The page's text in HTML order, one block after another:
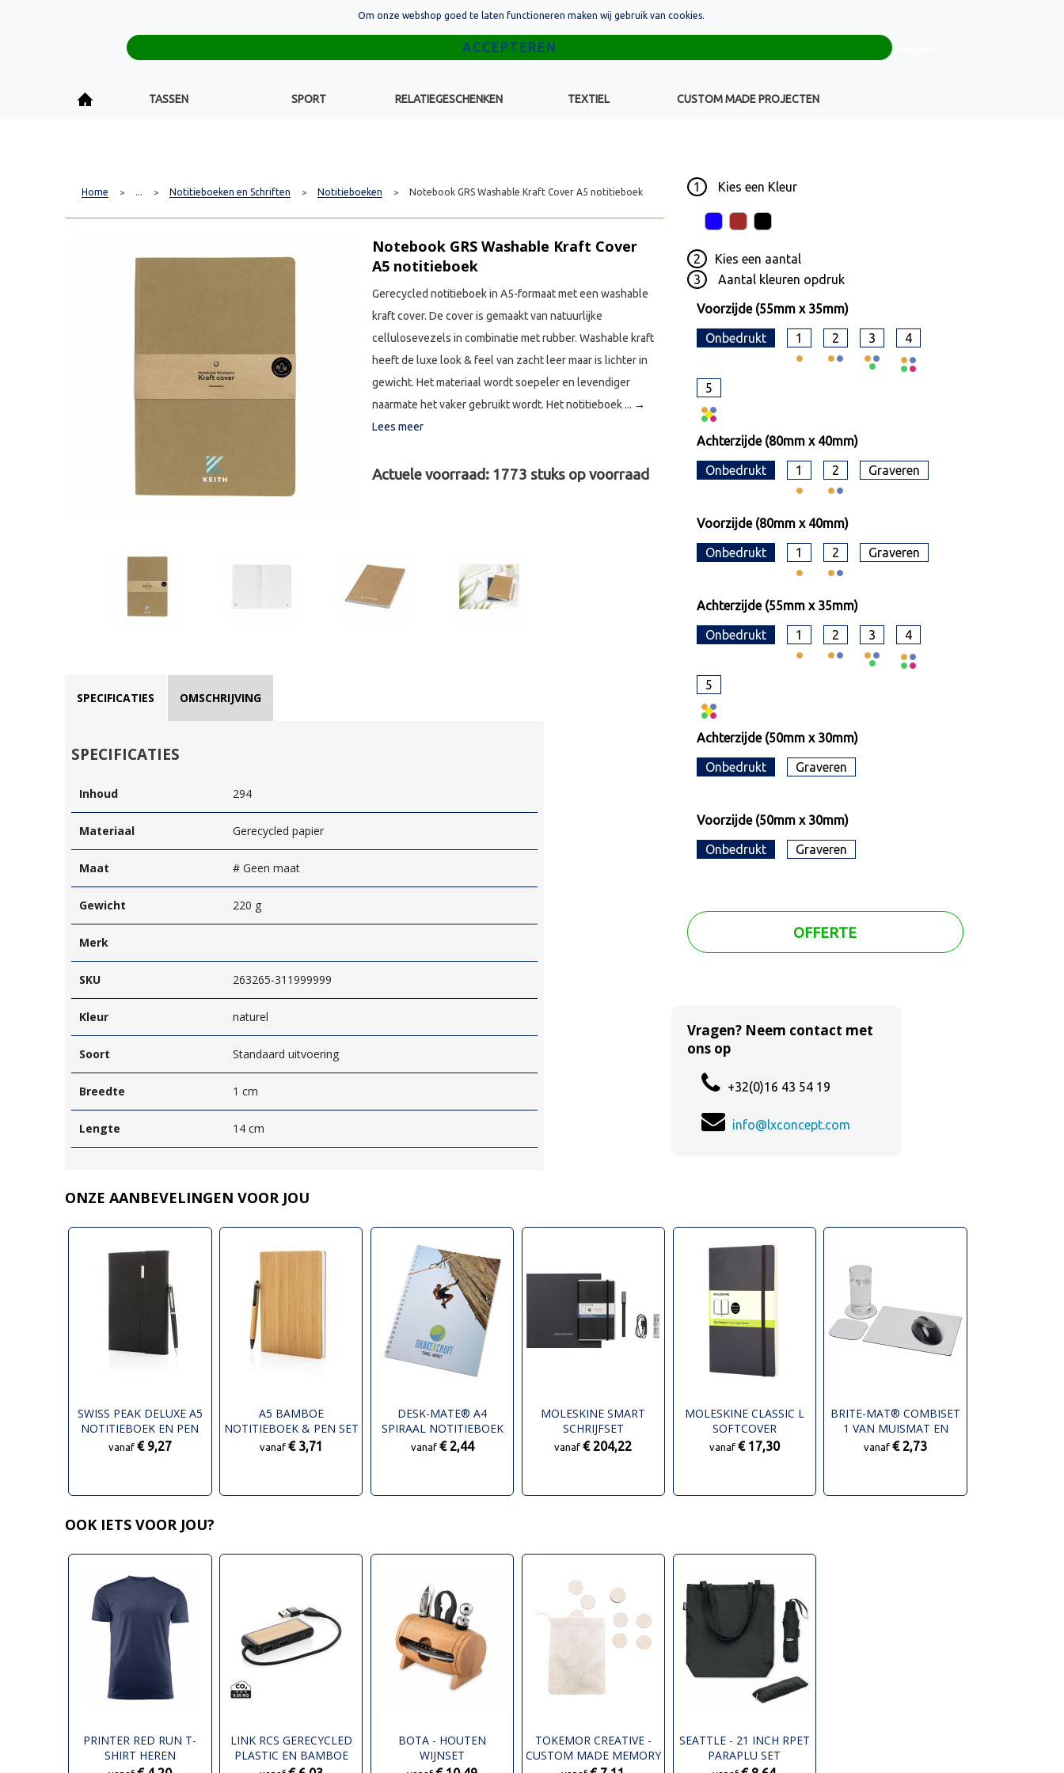
+32(0)16 43 54 19
TASSEN SPORT RELATIEGESCHENKEN TEXTIEL CUSTOM MADE PROJECTEN
Home > ... > Notitieboeken en Schriften > Notitieboeken > Notebook GRS Washable Kraft Cover A5 notitieboek 1 Kies een Kleur
2 Kies een aantal
3
Aantal kleuren opdruk
Voorzijde (55mm x 35mm)
Onbedrukt 1 2 3 4
5
Achterzijde (80mm x 40mm)
Onbedrukt 1 2 Graveren
Voorzijde (80mm x 40mm)
Onbedrukt 1 2 Graveren
Achterzijde (55mm x 35mm)
Onbedrukt 1 2 3 4
5
Achterzijde (50mm x 30mm)
Onbedrukt Graveren
Voorzijde (50mm x 30mm)
Onbedrukt Graveren
OFFERTE
Notebook GRS Washable Kraft Cover
A5 notitieboek
Gerecycled notitieboek in A5-formaat met een washable
kraft cover. De cover is gemaakt van natuurlijke
cellulosevezels in combinatie met rubber. Washable kraft
heeft de luxe look & feel van zacht leer maar is lichter in
gewicht. Het materiaal wordt soepeler en levendiger
naarmate het vaker gebruikt wordt. Het notitieboek ... →
Lees meer
Actuele voorraad: 1773 stuks op voorraad
SPECIFICATIES OMSCHRIJVING
SPECIFICATIES
Inhoud 294
Materiaal Gerecycled papier
Maat # Geen maat
Gewicht 220 g
Merk
SKU 263265-311999999
Kleur naturel
Soort Standaard uitvoering
Breedte 1 cm
Lengte 14 cm
Vragen? Neem contact met
ons op
+32(0)16 43 54 19
info@lxconcept.com
ONZE AANBEVELINGEN VOOR JOU
SWISS PEAK DELUXE A5
NOTITIEBOEK EN PEN
SET
vanaf € 9,27
A5 BAMBOE
NOTITIEBOEK & PEN SET
vanaf € 3,71
DESK-MATE® A4
SPIRAAL NOTITIEBOEK
vanaf € 2,44
MOLESKINE SMART
SCHRIJFSET
vanaf€ 204,22
MOLESKINE CLASSIC L
SOFTCOVER
NOTITIEBOEK - EFFEN
vanaf € 17,30
BRITE-MAT® COMBISET
1 VAN MUISMAT EN
ONDERZETTER
vanaf€ 2,73
OOK IETS VOOR JOU?
PRINTER RED RUN T-
SHIRT HEREN
LINK RCS GERECYCLED
PLASTIC EN BAMBOE
BOTA - HOUTEN
WIJNSET
TOKEMOR CREATIVE -
CUSTOM MADE MEMORY
SEATTLE - 21 INCH RPET
PARAPLU SET
Om onze webshop goed te laten functioneren maken wij gebruik van cookies.